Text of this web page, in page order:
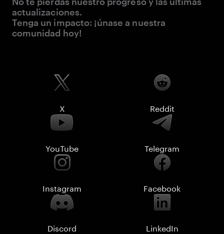
actualizaciones.
Tenga un impacto: ¡únase a nuestra
comunidad hoy!
X Reddit
YouTube Telegram
Instagram Facebook
Discord LinkedIn